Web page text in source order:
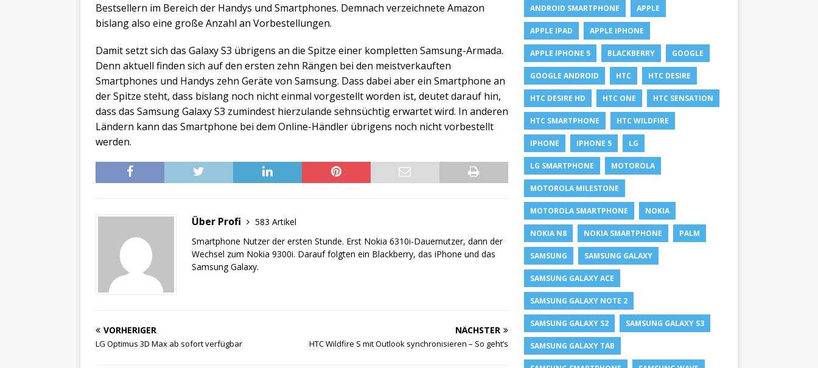
Bestsellern im Bereich der Handys und Smartphones. Demnach verzeichnete Amazon
bislang also eine große Anzahl an Vorbestellungen.
Damit setzt sich das Galaxy S3 übrigens an die Spitze einer kompletten Samsung-Armada.
Denn aktuell finden sich auf den ersten zehn Rängen bei den meistverkauften
Smartphones und Handys zehn Geräte von Samsung. Dass dabei aber ein Smartphone an
der Spitze steht, dass bislang noch nicht einmal vorgestellt worden ist, deutet darauf hin,
dass das Samsung Galaxy S3 zumindest hierzulande sehnsüchtig erwartet wird. In anderen
Ländern kann das Smartphone bei dem Online-Händler übrigens noch nicht vorbestellt
werden.
Über Profi
583 Artikel
Smartphone Nutzer der ersten Stunde. Erst Nokia 6310i-Dauernutzer, dann der
Wechsel zum Nokia 9300i. Darauf folgten ein Blackberry, das iPhone und das
Samsung Galaxy.
VORHERIGER
LG Optimus 3D Max ab sofort verfügbar
NÄCHSTER
HTC Wildfire S mit Outlook synchronisieren – So geht’s
ANDROID SMARTPHONE APPLE
APPLE IPAD APPLE IPHONE
APPLE IPHONE 5 BLACKBERRY GOOGLE
GOOGLE ANDROID HTC HTC DESIRE
HTC DESIRE HD HTC ONE HTC SENSATION
HTC SMARTPHONE HTC WILDFIRE
IPHONE IPHONE 5 LG
LG SMARTPHONE MOTOROLA
MOTOROLA MILESTONE
MOTOROLA SMARTPHONE NOKIA
NOKIA N8 NOKIA SMARTPHONE PALM
SAMSUNG SAMSUNG GALAXY
SAMSUNG GALAXY ACE
SAMSUNG GALAXY NOTE 2
SAMSUNG GALAXY S2 SAMSUNG GALAXY S3
SAMSUNG GALAXY TAB